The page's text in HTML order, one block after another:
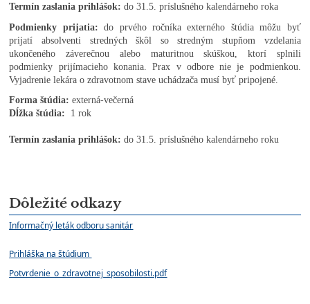
Termín zaslania prihlášok:do 31.5. príslušného kalendárneho roka
Podmienky prijatia: do prvého ročníka externého štúdia môžu byť
prijatí absolventi stredných škôl so stredným stupňom vzdelania
ukončeného záverečnou alebo maturitnou skúškou, ktorí splnili
podmienky prijímacieho konania. Prax v odbore nie je podmienkou.
Vyjadrenie lekára o zdravotnom stave uchádzača musí byť pripojené.
Forma štúdia: externá-večerná
Dĺžka štúdia: 1 rok
Termín zaslania prihlášok:do 31.5. príslušného kalendárneho roku
Dôležité odkazy
Informačný leták odboru sanitár
Prihláška na štúdium
Potvrdenie_o_zdravotnej_sposobilosti.pdf